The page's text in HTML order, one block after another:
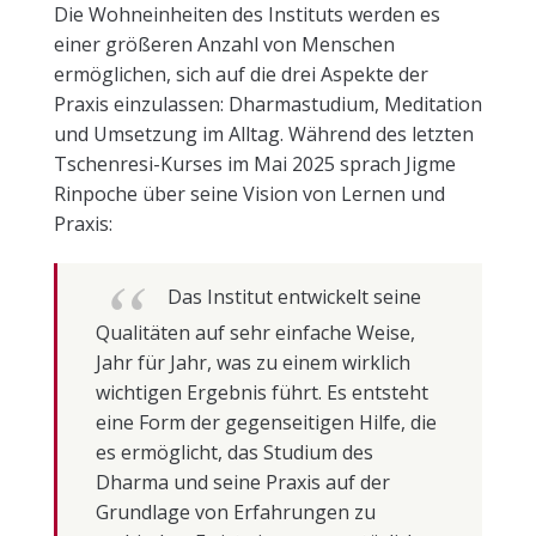
Die Wohneinheiten des Instituts werden es
einer größeren Anzahl von Menschen
ermöglichen, sich auf die drei Aspekte der
Praxis einzulassen: Dharmastudium, Meditation
und Umsetzung im Alltag. Während des letzten
Tschenresi-Kurses im Mai 2025 sprach Jigme
Rinpoche über seine Vision von Lernen und
Praxis:
Das Institut entwickelt seine
Qualitäten auf sehr einfache Weise,
Jahr für Jahr, was zu einem wirklich
wichtigen Ergebnis führt. Es entsteht
eine Form der gegenseitigen Hilfe, die
es ermöglicht, das Studium des
Dharma und seine Praxis auf der
Grundlage von Erfahrungen zu